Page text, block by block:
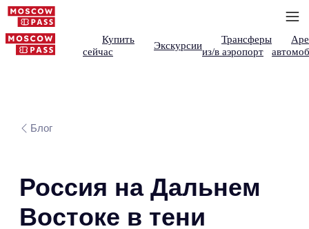
Купить
сейчас
Экскурсии
Трансферы
из/в аэропорт
Блог
Россия на Дальнем
Востоке в тени